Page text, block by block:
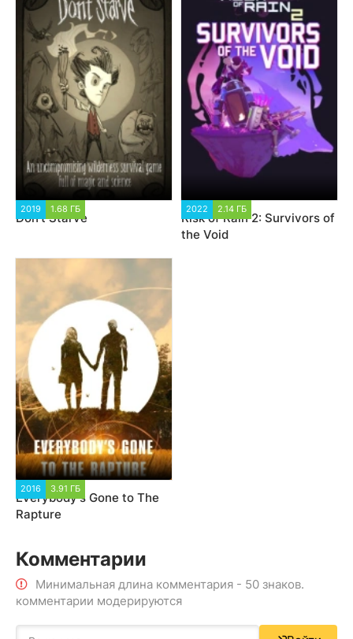
2019 1.68 ГБ
Don't Starve
2022 2.14 ГБ
Risk of Rain 2: Survivors of
the Void
2016 3.91 ГБ
Everybody’s Gone to The
Rapture
Комментарии
Минимальная длина комментария - 50 знаков.
комментарии модерируются